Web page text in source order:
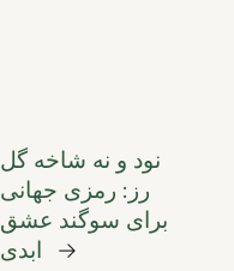
نود و نه شاخه گل
رز: رمزی جهانی
برای سوگند عشق
ابدی
→